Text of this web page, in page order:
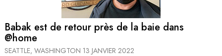
Babak est de retour près de la baie dans
@home
SEATTLE, WASHINGTON 13 JANVIER 2022